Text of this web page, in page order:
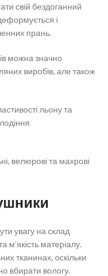
свій бездоганний
і
прань.
можна значно
виробів, але також
льону та
велюрові та махрові
увагу на склад
м’якість матеріалу.
тканинах, оскільки
вбирати вологу.